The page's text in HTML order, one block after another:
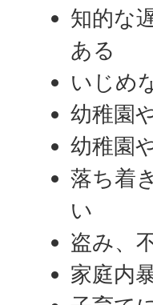
知的な
ある
いじめ
幼稚園
幼稚園
落ち着
い
盗み、
家庭内